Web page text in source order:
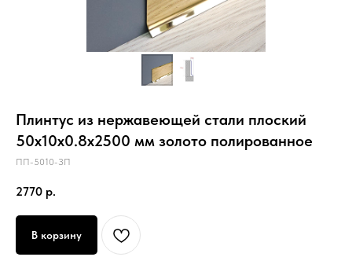
Плинтус из нержавеющей стали плоский
50х10х0.8х2500 мм золото полированное
ПП-5010-ЗП
2770 р.
В корзину